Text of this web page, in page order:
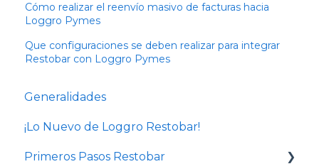
Cómo realizar el reenvío masivo de facturas hacia
Loggro Pymes
Que configuraciones se deben realizar para integrar
Restobar con Loggro Pymes
Generalidades
¡Lo Nuevo de Loggro Restobar!
Primeros Pasos Restobar